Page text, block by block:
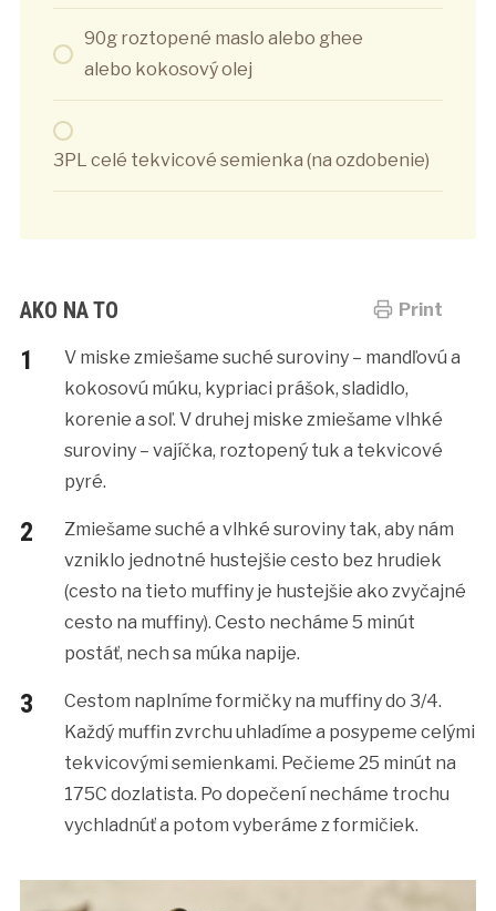
90g roztopené maslo alebo ghee
alebo kokosový olej
3PL celé tekvicové semienka (na ozdobenie)
Print
AKO NA TO
V miske zmiešame suché suroviny – mandľovú a
kokosovú múku, kypriaci prášok, sladidlo,
korenie a soľ. V druhej miske zmiešame vlhké
suroviny – vajíčka, roztopený tuk a tekvicové
pyré.
Zmiešame suché a vlhké suroviny tak, aby nám
vzniklo jednotné hustejšie cesto bez hrudiek
(cesto na tieto muffiny je hustejšie ako zvyčajné
cesto na muffiny). Cesto necháme 5 minút
postáť, nech sa múka napije.
Cestom naplníme formičky na muffiny do 3/4.
Každý muffin zvrchu uhladíme a posypeme celými
tekvicovými semienkami. Pečieme 25 minút na
175C dozlatista. Po dopečení necháme trochu
vychladnúť a potom vyberáme z formičiek.